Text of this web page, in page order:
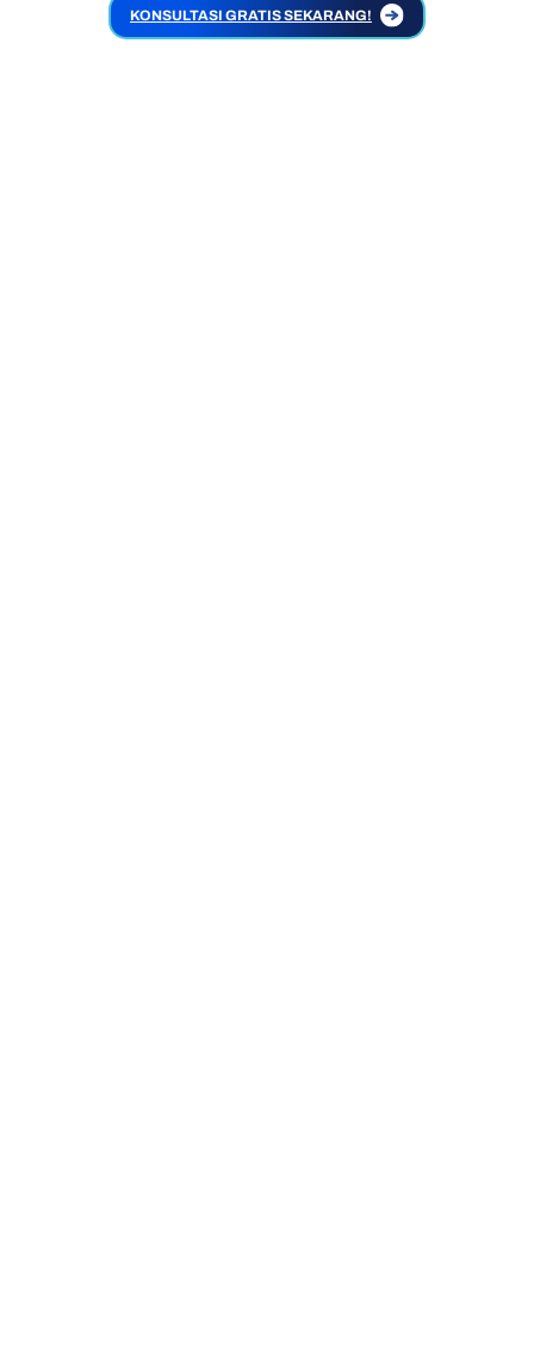
KONSULTASI GRATIS SEKARANG!